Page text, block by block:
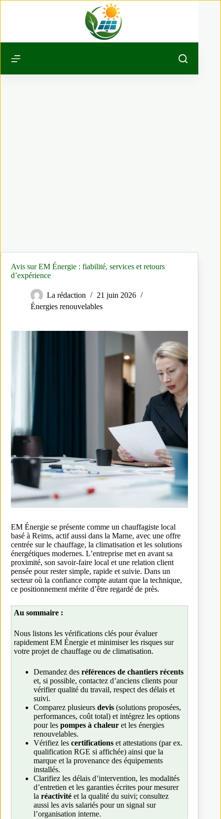
Avis sur EM Énergie : fiabilité, services et retours
d’expérience
La rédaction
21 juin 2026
Énergies renouvelables
EM Énergie se présente comme un chauffagiste local
basé à Reims, actif aussi dans la Marne, avec une offre
centrée sur le chauffage, la climatisation et les solutions
énergétiques modernes. L’entreprise met en avant sa
proximité, son savoir-faire local et une relation client
pensée pour rester simple, rapide et suivie. Dans un
secteur où la confiance compte autant que la technique,
ce positionnement mérite d’être regardé de près.
Au sommaire :
Nous listons les vérifications clés pour évaluer
rapidement EM Énergie et minimiser les risques sur
votre projet de chauffage ou de climatisation.
Demandez des références de chantiers récents
et, si possible, contactez d’anciens clients pour
vérifier qualité du travail, respect des délais et
suivi.
Comparez plusieurs devis (solutions proposées,
performances, coût total) et intégrez les options
pour les pompes à chaleur et les énergies
renouvelables.
Vérifiez les certifications et attestations (par ex.
qualification RGE si affichée) ainsi que la
marque et la provenance des équipements
installés.
Clarifiez les délais d’intervention, les modalités
d’entretien et les garanties écrites pour mesurer
la réactivité et la qualité du suivi; consultez
aussi les avis salariés pour un signal sur
l’organisation interne.